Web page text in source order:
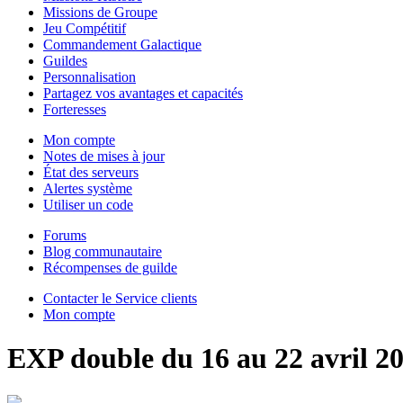
Missions de Groupe
Jeu Compétitif
Commandement Galactique
Guildes
Personnalisation
Partagez vos avantages et capacités
Forteresses
Mon compte
Notes de mises à jour
État des serveurs
Alertes système
Utiliser un code
Forums
Blog communautaire
Récompenses de guilde
Contacter le Service clients
Mon compte
EXP double du 16 au 22 avril